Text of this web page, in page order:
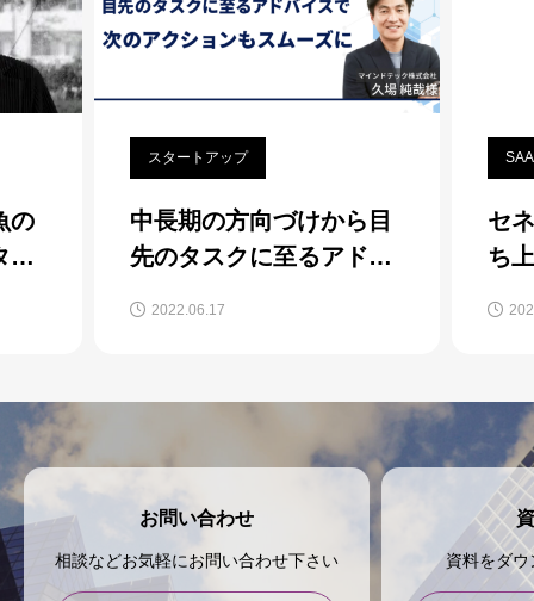
の
|
スタートアップ
中長期の方向づけから目
先のタスクに至るアドバ
2022.06.17
セ
ち
お問い合わせ
相談などお気軽にお問い合わせ下さい 資料をダ